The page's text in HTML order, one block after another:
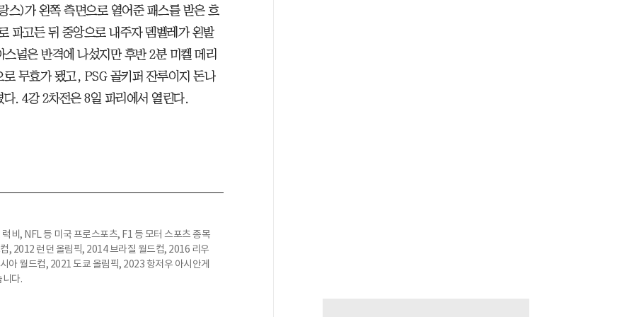
스)가 왼쪽 측면으로 열어준 패스를 받은 흐
파고든 뒤 중앙으로 내주자 뎀벨레가 왼발
널은 반격에 나섰지만 후반 2분 미켈 메리
무효가 됐고, PSG 골키퍼 잔루이지 돈나
. 4강 2차전은 8일 파리에서 열린다.
비, NFL 등 미국 프로스포츠, F1 등 모터 스포츠 종목
, 2012 런던 올림픽, 2014 브라질 월드컵, 2016 리우
아 월드컵, 2021 도쿄 올림픽, 2023 항저우 아시안게
다.